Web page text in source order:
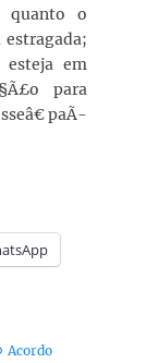
quanto o
esteja em
para
paÃ­
Acordo